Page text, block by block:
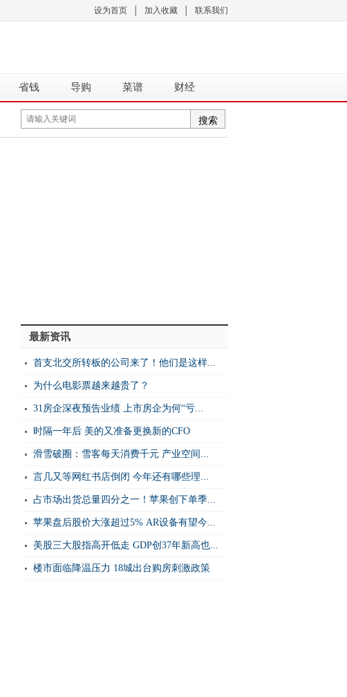
设为首页 加入收藏 联系我们
省钱 导购 菜谱 财经
最新资讯
首支北交所转板的公司来了！他们是这样...
为什么电影票越来越贵了？
31房企深夜预告业绩 上市房企为何“亏...
时隔一年后 美的又准备更换新的CFO
滑雪破圈：雪客每天消费千元 产业空间...
言几又等网红书店倒闭 今年还有哪些理...
占市场出货总量四分之一！苹果创下单季...
苹果盘后股价大涨超过5% AR设备有望今...
美股三大股指高开低走 GDP创37年新高也...
楼市面临降温压力 18城出台购房刺激政策